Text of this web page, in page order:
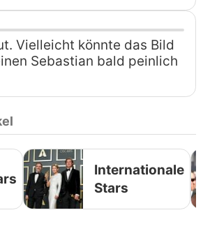
Vielleicht könnte das Bild
Sebastian bald peinlich
Internationale
Stars